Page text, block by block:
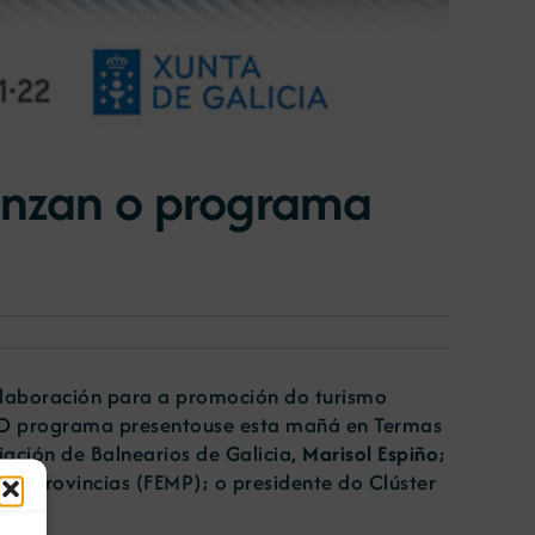
o programa
para a promoción do turismo
presentouse esta mañá en Termas
de Balnearios de Galicia, Marisol Espiño;
y Provincias (FEMP); o presidente do Clúster